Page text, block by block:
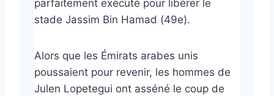
parfaitement exécuté pour libérer le
stade Jassim Bin Hamad (49e).
Alors que les Émirats arabes unis
poussaient pour revenir, les hommes de
Julen Lopetegui ont asséné le coup de